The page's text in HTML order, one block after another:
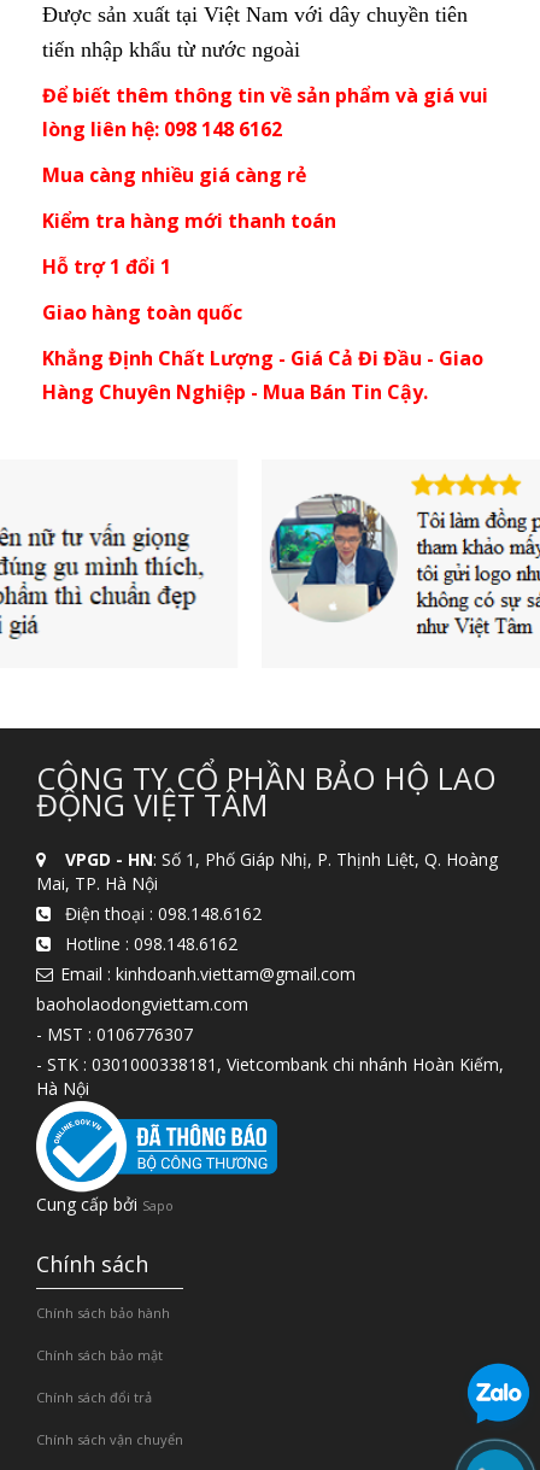
Được sản xuất tại Việt Nam với dây chuyền tiên
tiến nhập khẩu từ nước ngoài
Để biết thêm thông tin về sản phẩm và giá vui
lòng liên hệ: 098 148 6162
Mua càng nhiều giá càng rẻ
Kiểm tra hàng mới thanh toán
Hỗ trợ 1 đổi 1
Giao hàng toàn quốc
Khẳng Định Chất Lượng - Giá Cả Đi Đầu - Giao
Hàng Chuyên Nghiệp - Mua Bán Tin Cậy.
CÔNG TY CỔ PHẦN BẢO HỘ LAO
ĐỘNG VIỆT TÂM
VPGD - HN: Số 1, Phố Giáp Nhị, P. Thịnh Liệt, Q. Hoàng
Mai, TP. Hà Nội
Điện thoại : 098.148.6162
Hotline : 098.148.6162
Email : kinhdoanh.viettam@gmail.com
baoholaodongviettam.com
- MST : 0106776307
- STK : 0301000338181, Vietcombank chi nhánh Hoàn Kiếm,
Hà Nội
Cung cấp bởi Sapo
Chính sách
Chính sách bảo hành
Chính sách bảo mật
Chính sách đổi trả
Chính sách vận chuyển